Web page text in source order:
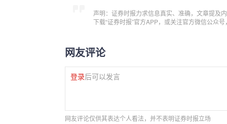
声明：证券时报力求信息真实、准确，文章提及
下载“证券时报”官方APP，或关注官方微信公众
网友评论
登录后可以发言
网友评论仅供其表达个人看法，并不表明证券时报立场